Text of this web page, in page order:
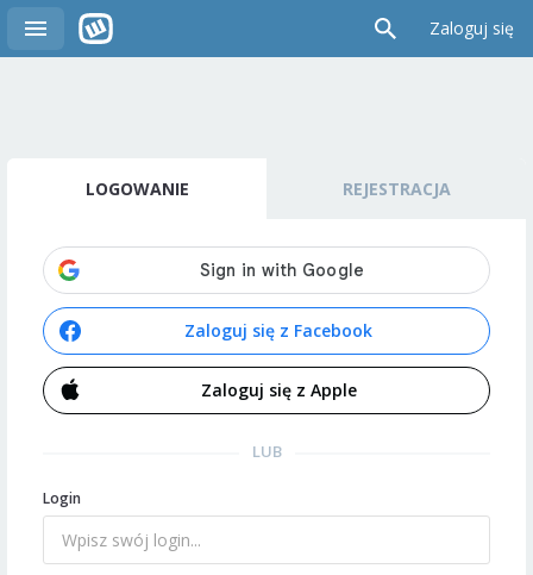
Zaloguj się
LOGOWANIE REJESTRACJA
Zaloguj się z Facebook
Zaloguj się z Apple
LUB
Login